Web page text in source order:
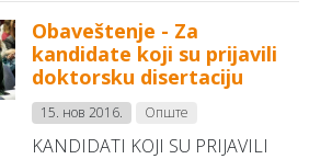
Obaveštenje - Za
kandidate koji su prijavili
doktorsku disertaciju
15. нов 2016. Опште
KANDIDATI KOJI SU PRIJAVILI